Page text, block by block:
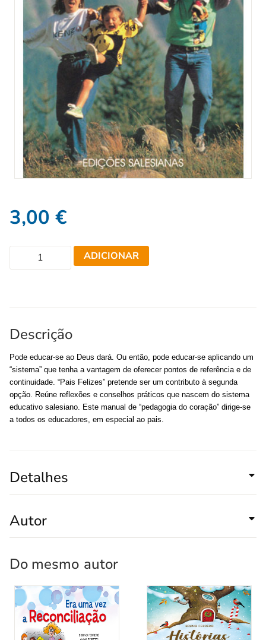
3,00 €
ADICIONAR
Descrição
Pode educar-se ao Deus dará. Ou então, pode educar-se aplicando um
“sistema” que tenha a vantagem de oferecer pontos de referência e de
continuidade. “Pais Felizes” pretende ser um contributo à segunda
opção. Reúne reflexões e conselhos práticos que nascem do sistema
educativo salesiano. Este manual de “pedagogia do coração” dirige-se
a todos os educadores, em especial ao pais.
Detalhes
Autor
Do mesmo autor